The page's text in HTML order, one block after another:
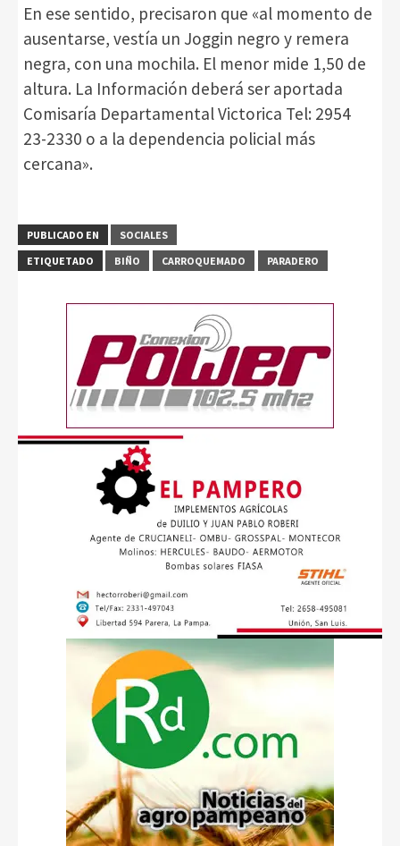
En ese sentido, precisaron que «al momento de
ausentarse, vestía un Joggin negro y remera
negra, con una mochila. El menor mide 1,50 de
altura. La Información deberá ser aportada
Comisaría Departamental Victorica Tel: 2954
23-2330 o a la dependencia policial más
cercana».
PUBLICADO EN
SOCIALES
ETIQUETADO
BIÑO CARROQUEMADO PARADERO